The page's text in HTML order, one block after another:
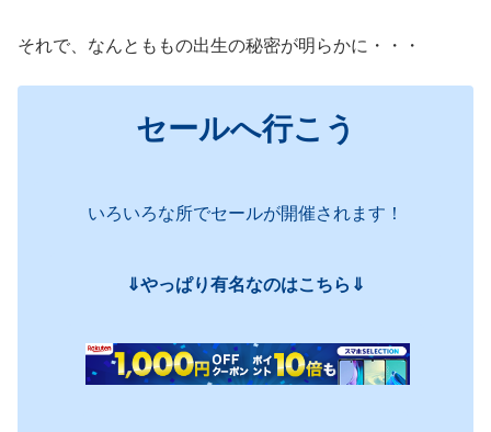
それで、なんとももの出生の秘密が明らかに・・・
セールへ行こう
いろいろな所でセールが開催されます！
⇓やっぱり有名なのはこちら⇓